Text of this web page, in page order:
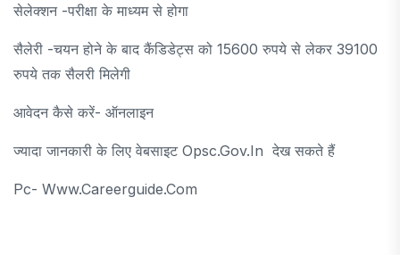
सेलेक्शन -परीक्षा के माध्यम से होगा
सैलेरी -चयन होने के बाद कैंडिडेट्स को 15600 रुपये से लेकर 39100
रुपये तक सैलरी मिलेगी
आवेदन कैसे करें- ऑनलाइन
ज्यादा जानकारी के लिए वेबसाइट Opsc.gov.in देख सकते हैं
Pc- Www.careerguide.com